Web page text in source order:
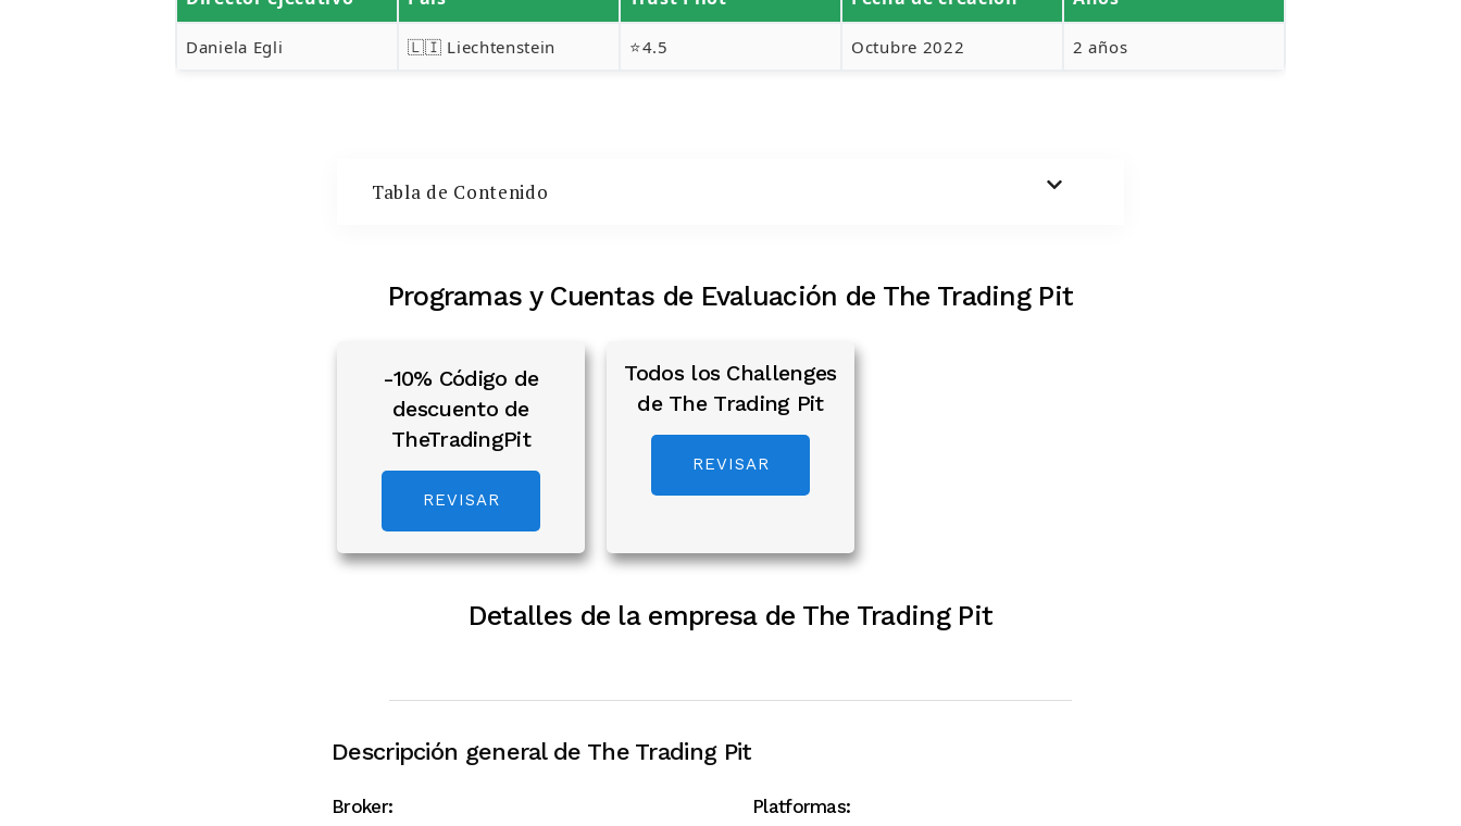
Daniela Egli 🇱🇮 Liechtenstein ⭐4.5 Octubre 2022 2 años
Tabla de Contenido
Programas y Cuentas de Evaluación de The Trading Pit
-10% Código de
descuento de
TheTradingPit
REVISAR
Todos los Challenges
de The Trading Pit
REVISAR
Detalles de la empresa de The Trading Pit
Descripción general de The Trading Pit
Broker: Platformas: